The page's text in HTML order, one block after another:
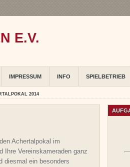
E.V.
IMPRESSUM INFO SPIELBETRIEB
2014
Achertalpokal im
Ihre Vereinskameraden ganz
diesmal ein besonders